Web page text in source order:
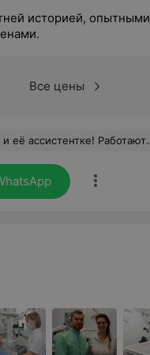
историей, опытными
Все цены
в кресле пролетает незаметно и с минимумом возможного дискомфорта!